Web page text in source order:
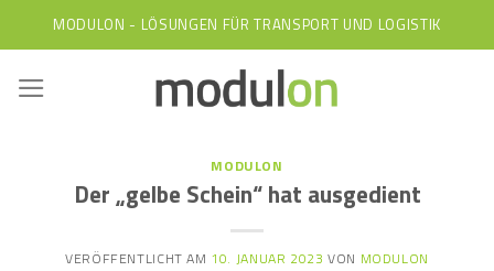
to
content
MODULON - LÖSUNGEN FÜR TRANSPORT UND LOGISTIK
MODULON
Der „gelbe Schein“ hat ausgedient
VERÖFFENTLICHT AM 10. JANUAR 2023 VON MODULON